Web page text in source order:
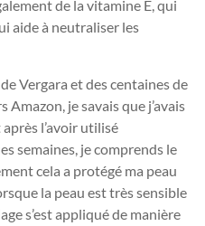
de la vitamine E, qui
aide à neutraliser les
Vergara et des centaines de
Amazon, je savais que j’avais
l’avoir utilisé
semaines, je comprends le
cela a protégé ma peau
la peau est très sensible
s’est appliqué de manière